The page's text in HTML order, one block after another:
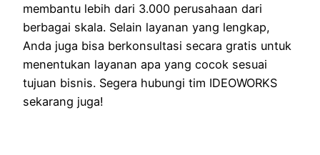
membantu lebih dari 3.000 perusahaan dari
berbagai skala. Selain layanan yang lengkap,
Anda juga bisa berkonsultasi secara gratis untuk
menentukan layanan apa yang cocok sesuai
tujuan bisnis. Segera hubungi tim IDEOWORKS
sekarang juga!